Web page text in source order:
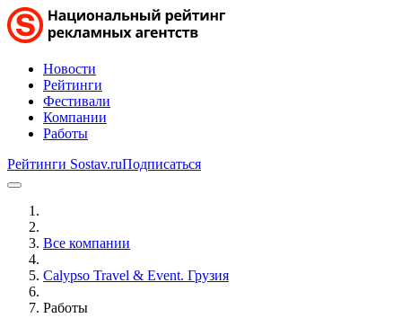
Новости
Рейтинги
Фестивали
Компании
Работы
Рейтинги Sostav.ruПодписаться
Все компании
Calypso Travel & Event. Грузия
Работы